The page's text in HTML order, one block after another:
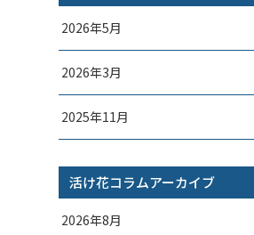
2026年5月
2026年3月
2025年11月
活け花コラムアーカイブ
2026年8月